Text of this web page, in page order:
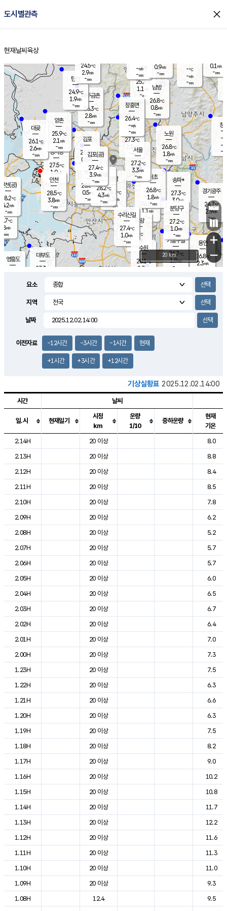
도시별관측 close
홈
현재날씨 육상
의도
℃
m/s
mm
영흥도
양주
25.3℃
1.1
-mm
과천
26.0℃
1.1m/s
- mm
용인
26.8℃
2.3m/s
경기광주
24.7℃
2.9m/s
-mm
3.1m/s
대부도
27.3
경서동
27.5℃
1.9m/s
-mm
파주금촌
26.3℃
2.8m/s
-mm
-℃
-m/s
-mm
대곶
26.1℃
2.6m/s
-mm
창
-
-m/
-
탄현
24.9℃
1.9m/s
-mm
0.1 m/s
-mm
의왕
- ℃
m/s
mm
김포
26.9℃
0.5 m/s
mm
광명
28.2 ℃
2.3 m/s
-mm
부천
28.0℃
0.5m/s
-mm
양촌
25.9℃
2.1 m/s
-mm
구로
28.2℃
4.3m/s
-mm
은평
27.3℃
2.3 m/s
- mm
노원
26.8℃
1.8m/s
-mm
송파*
27.3℃
3.0m/s
-mm
서초
26.8℃
1.8m/s
-mm
남방
26.8℃
0.8m/s
-mm
기흥구갈
26.7℃
1.9m/s
-
수리산길
27.4℃
1.0m/s
-mm
분당구
27.2℃
1.0m/s
-mm
장흥면
26.4℃
-m/s
-mm
-m/s
-mm
인천(공)
28.2℃
4.2m/s
-mm
김포(공)
27.4℃
3.9m/s
-mm
수원
28.1℃
2.7 m/s
인천
28.5℃
3.8m/s
-mm
서울
27.2℃
3.3m/s
-mm
24.5℃
2.9m/s
-mm
0.9m/s
-mm
+
−
20 km
요소
지역
날짜
이전자료 -12시간 -3시간 -1시간 현재
+1시간 +3시간 +12시간
기상실황표 2025.12.02.14:00
도시별 기상실황표로 지점, 날씨, 기온, 강수, 바람, 기압등을 안내한 표입
시간 날씨
일.시 현재일기
시정
km
운량
1/10
중하운량
현재
기온
2.14H
20 이상
8.0
2.13H
20 이상
8.8
2.12H
20 이상
8.4
2.11H
20 이상
8.5
2.10H
20 이상
7.8
2.09H
20 이상
6.2
2.08H
20 이상
5.2
2.07H
20 이상
5.7
2.06H
20 이상
5.7
2.05H
20 이상
6.0
2.04H
20 이상
6.5
2.03H
20 이상
6.7
2.02H
20 이상
6.4
2.01H
20 이상
7.0
2.00H
20 이상
7.3
1.23H
20 이상
7.5
1.22H
20 이상
6.3
1.21H
20 이상
6.6
1.20H
20 이상
6.3
1.19H
20 이상
7.5
1.18H
20 이상
8.2
1.17H
20 이상
9.0
1.16H
20 이상
10.2
1.15H
20 이상
10.8
1.14H
20 이상
11.7
1.13H
20 이상
12.2
1.12H
20 이상
11.6
1.11H
20 이상
11.3
1.10H
20 이상
11.0
1.09H
20 이상
9.3
1.08H
12.4
9.5